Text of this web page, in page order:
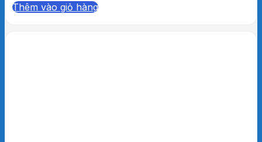
Thêm vào giỏ hàng